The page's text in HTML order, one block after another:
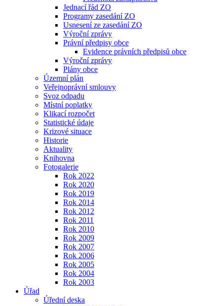
Jednací řád ZO
Programy zasedání ZO
Usnesení ze zasedání ZO
Výroční zprávy
Právní předpisy obce
Evidence právních předpisů obce
Výroční zprávy
Plány obce
Územní plán
Veřejnoprávní smlouvy
Svoz odpadu
Místní poplatky
Klikací rozpočet
Statistické údaje
Krizové situace
Historie
Aktuality
Knihovna
Fotogalerie
Rok 2022
Rok 2020
Rok 2019
Rok 2014
Rok 2012
Rok 2011
Rok 2010
Rok 2009
Rok 2007
Rok 2006
Rok 2005
Rok 2004
Rok 2003
Úřad
Úřední deska